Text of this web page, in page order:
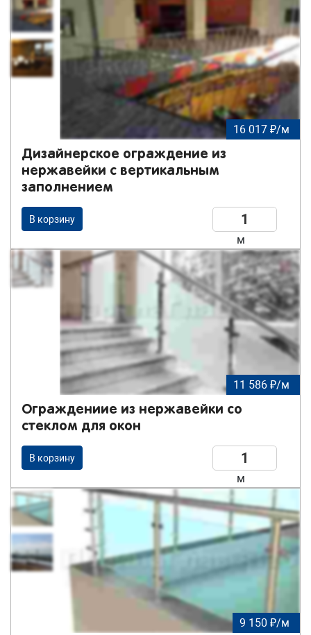
16 017 ₽/м
Дизайнерское ограждение из
нержавейки с вертикальным
заполнением
В корзину
м
11 586 ₽/м
Ограждениие из нержавейки со
стеклом для окон
В корзину
м
9 150 ₽/м